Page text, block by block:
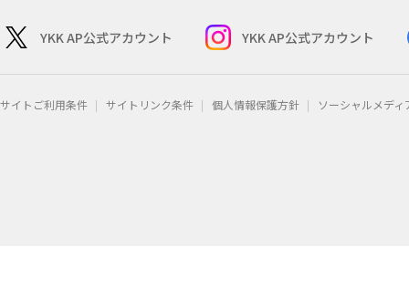
YKK AP公式アカウント YKK AP公式アカウント
サイトご利用条件 サイトリンク条件 個人情報保護方針 ソーシャルメデ